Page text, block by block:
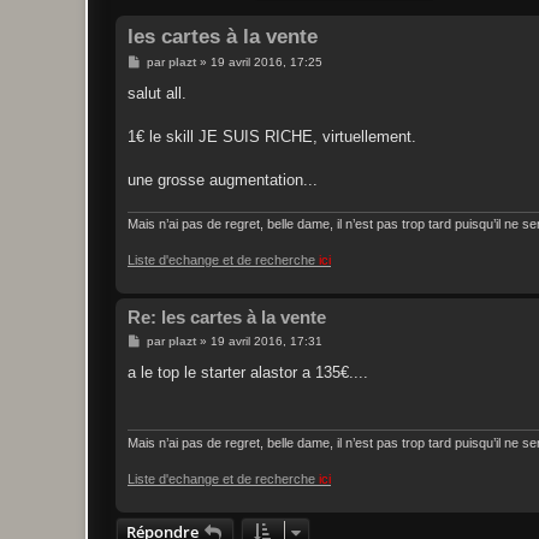
les cartes à la vente
M
s
g
parplazt» 19 avril 2016, 17:25
salut all.
1€ le skill JE SUIS RICHE, virtuellement.
une grosse augmentation...
Mais n’ai pas de regret, belle dame, il n’est pas trop tard puisqu’il ne
Liste d'echange et de recherche ici
Re: les cartes à la vente
M
s
parplazt» 19 avril 2016, 17:31
a le top le starter alastor a 135€....
Mais n’ai pas de regret, belle dame, il n’est pas trop tard puisqu’il ne
Liste d'echange et de recherche ici
Répondre